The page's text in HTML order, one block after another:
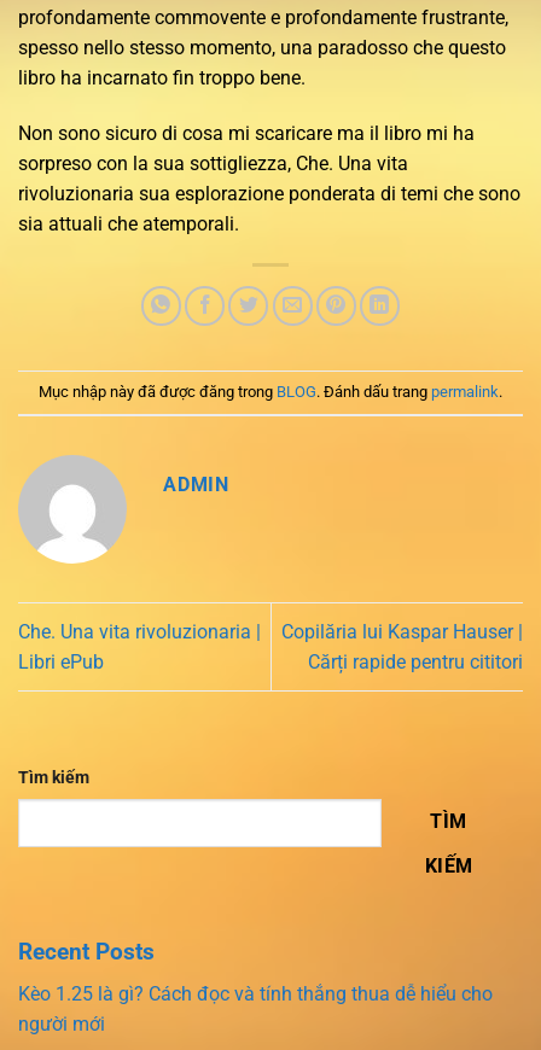
profondamente commovente e profondamente frustrante,
spesso nello stesso momento, una paradosso che questo
libro ha incarnato fin troppo bene.
Non sono sicuro di cosa mi scaricare ma il libro mi ha
sorpreso con la sua sottigliezza, Che. Una vita
rivoluzionaria sua esplorazione ponderata di temi che sono
sia attuali che atemporali.
Mục nhập này đã được đăng trong BLOG. Đánh dấu trang permalink.
ADMIN
Che. Una vita rivoluzionaria |
Libri ePub
Copilăria lui Kaspar Hauser |
Cărți rapide pentru cititori
Tìm kiếm
TÌM
KIẾM
Recent Posts
Kèo 1.25 là gì? Cách đọc và tính thắng thua dễ hiểu cho
người mới